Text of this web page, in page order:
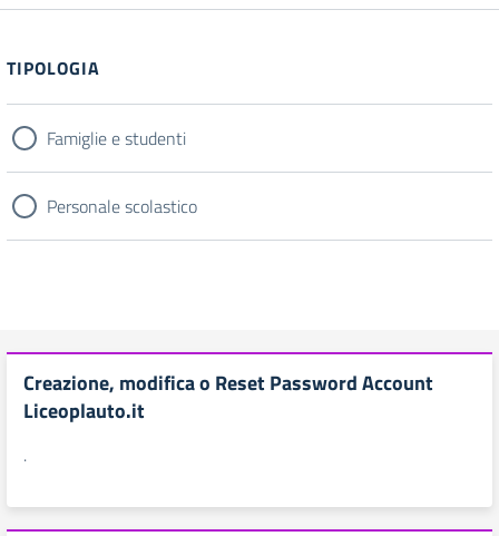
TIPOLOGIA
Famiglie e studenti
Personale scolastico
Creazione, modifica o Reset Password Account
Liceoplauto.it
.